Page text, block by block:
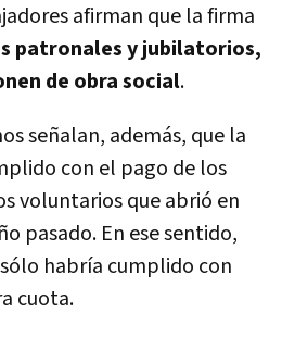
afirman que la firma
patronales y jubilatorios,
de obra social.
señalan, además, que la
con el pago de los
voluntarios que abrió en
pasado. En ese sentido,
habría cumplido con
cuota.